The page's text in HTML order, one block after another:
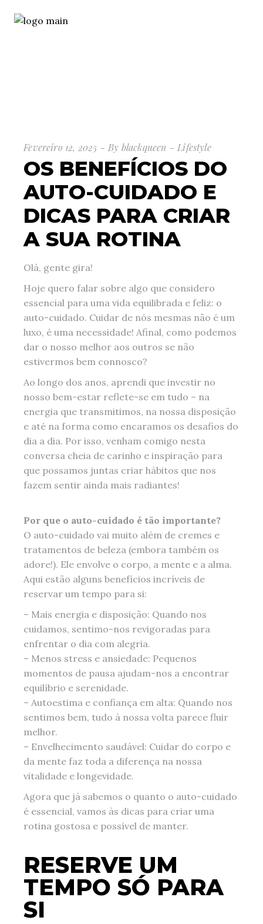
Fevereiro 12, 2025 By blackqueen Lifestyle
OS BENEFÍCIOS DO
AUTO-CUIDADO E
DICAS PARA CRIAR
A SUA ROTINA
Olá, gente gira!
Hoje quero falar sobre algo que considero
essencial para uma vida equilibrada e feliz: o
auto-cuidado. Cuidar de nós mesmas não é um
luxo, é uma necessidade! Afinal, como podemos
dar o nosso melhor aos outros se não
estivermos bem connosco?
Ao longo dos anos, aprendi que investir no
nosso bem-estar reflete-se em tudo – na
energia que transmitimos, na nossa disposição
e até na forma como encaramos os desafios do
dia a dia. Por isso, venham comigo nesta
conversa cheia de carinho e inspiração para
que possamos juntas criar hábitos que nos
fazem sentir ainda mais radiantes!
Por que o auto-cuidado é tão importante?
O auto-cuidado vai muito além de cremes e
tratamentos de beleza (embora também os
adore!). Ele envolve o corpo, a mente e a alma.
Aqui estão alguns benefícios incríveis de
reservar um tempo para si:
– Mais energia e disposição: Quando nos
cuidamos, sentimo-nos revigoradas para
enfrentar o dia com alegria.
– Menos stress e ansiedade: Pequenos
momentos de pausa ajudam-nos a encontrar
equilíbrio e serenidade.
– Autoestima e confiança em alta: Quando nos
sentimos bem, tudo à nossa volta parece fluir
melhor.
– Envelhecimento saudável: Cuidar do corpo e
da mente faz toda a diferença na nossa
vitalidade e longevidade.
Agora que já sabemos o quanto o auto-cuidado
é essencial, vamos às dicas para criar uma
rotina gostosa e possível de manter.
RESERVE UM
TEMPO SÓ PARA
SI